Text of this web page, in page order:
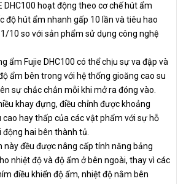
DHC100 hoạt động theo cơ chế hút ẩm
độ hút ẩm nhanh gấp 10 lần và tiêu hao
10 so với sản phẩm sử dụng công nghệ
ẩm Fujie DHC100 có thể chịu sự va đập và
ẩm bên trong với hệ thống gioăng cao su
sự chắc chắn mỗi khi mở ra đóng vào.
khay đựng, điều chỉnh được khoảng
cao hay thấp của các vật phẩm với sự hỗ
hai bên thành tủ.
này đều được nâng cấp tính năng bảng
nhiệt độ và độ ẩm ở bên ngoài, thay vì các
điều khiển độ ẩm, nhiệt độ nằm bên